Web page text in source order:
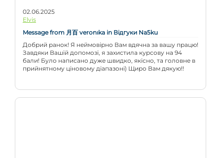
02.06.2025
Elvis
Message from 月百 veronıka in Відгуки Na5ku
Добрий ранок! Я неймовірно Вам вдячна за вашу працю!
Завдяки Вашій допомозі, я захистила курсову на 94
бали! Було написано дуже швидко, якісно, та головне в
прийнятному ціновому діапазоні) Щиро Вам дякую!!